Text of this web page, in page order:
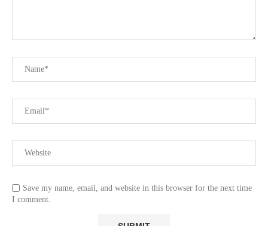
Save my name, email, and website in this browser for the next time
I comment.